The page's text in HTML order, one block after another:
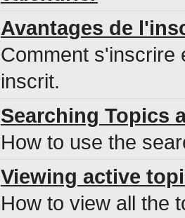
Avantages de
Comment s'inscrire
inscrit.
Searching Topics
How to use the
Viewing active
How to view all the